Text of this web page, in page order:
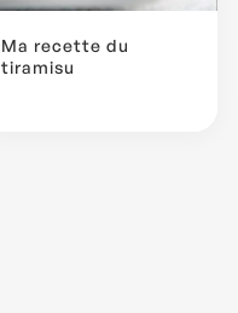
Ma recette du
tiramisu